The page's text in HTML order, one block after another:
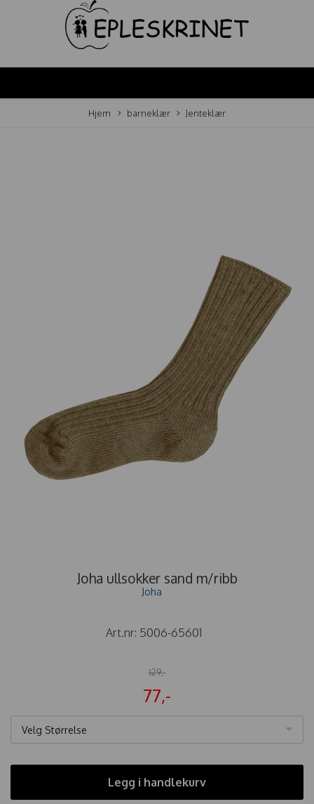
Hjem barneklær Jenteklær
Joha ullsokker sand m/ribb
Joha
Art.nr: 5006-65601
129,-
77,-
Velg Størrelse
Legg i handlekurv